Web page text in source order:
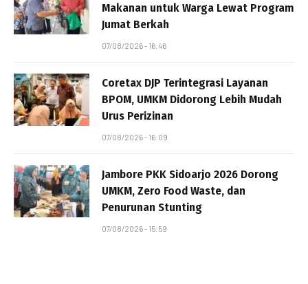
Makanan untuk Warga Lewat Program
Jumat Berkah
07/08/2026 - 16:46
Coretax DJP Terintegrasi Layanan
BPOM, UMKM Didorong Lebih Mudah
Urus Perizinan
07/08/2026 - 16:09
Jambore PKK Sidoarjo 2026 Dorong
UMKM, Zero Food Waste, dan
Penurunan Stunting
07/08/2026 - 15:59